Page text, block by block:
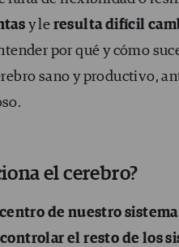
y le resulta difícil
por qué y cómo
sano y productivo,
el cerebro?
centro de nuestro
controlar el resto de los